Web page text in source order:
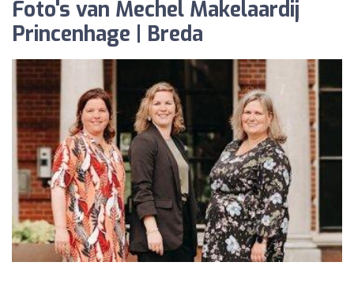
Foto's van Mechel Makelaardij
Princenhage | Breda